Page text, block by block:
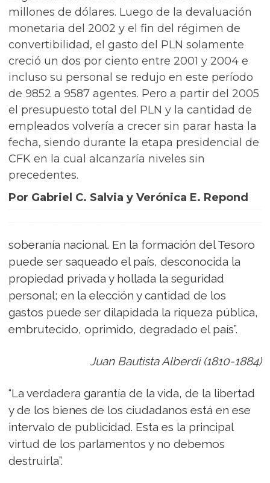
millones de dólares. Luego de la devaluación
monetaria del 2002 y el fin del régimen de
convertibilidad, el gasto del PLN solamente
creció un dos por ciento entre 2001 y 2004 e
incluso su personal se redujo en este período
de 9852 a 9587 agentes. Pero a partir del 2005
el presupuesto total del PLN y la cantidad de
empleados volvería a crecer sin parar hasta la
fecha, siendo durante la etapa presidencial de
CFK en la cual alcanzaría niveles sin
precedentes.
Por Gabriel C. Salvia y Verónica E. Repond
soberanía nacional. En la formación del Tesoro
puede ser saqueado el país, desconocida la
propiedad privada y hollada la seguridad
personal; en la elección y cantidad de los
gastos puede ser dilapidada la riqueza pública,
embrutecido, oprimido, degradado el país”.
Juan Bautista Alberdi (1810-1884)
“La verdadera garantía de la vida, de la libertad
y de los bienes de los ciudadanos está en ese
intervalo de publicidad. Esta es la principal
virtud de los parlamentos y no debemos
destruirla”.